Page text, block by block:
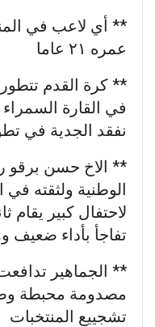
** أي لاعب في
عمره ٢١ عاما
** كرة القدم
في القارة
نفقد الجدية في
** الاخ حسن برقو
الوطنية ولثقته في
لاحتفال كبير يقام
تفاجأ بأداء ضعيف
** الجماهير
مصدومة محبطة
تشجييع المنتخبات